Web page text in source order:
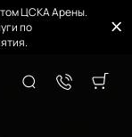
ЦСКА Арены.
по